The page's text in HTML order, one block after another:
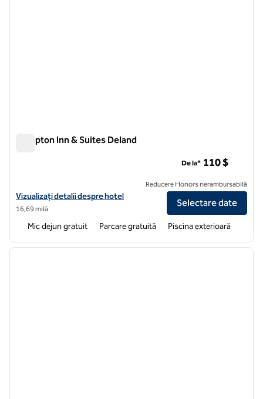
Hampton Inn & Suites Deland
Vizualizați detaliile hotelului pentru Hampton Inn & Suites Deland
Vizualizați detalii despre hotel
16,69 milă
De la* 110 $
Reducere Honors nerambursabilă
Selectare date
Mic dejun gratuit Parcare gratuită Piscina exterioară
1 din 12